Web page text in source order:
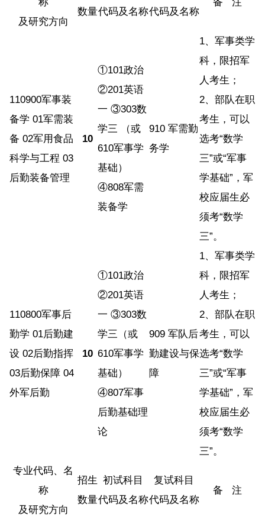
及研究方向
数量代码及名称代码及名称
110900军事装
备学 01军需装
备 02军用食品
科学与工程 03
后勤装备管理
10
①101政治
②201英语
一 ③303数
学三 （或
610军事学
基础）
④808军需
装备学
910 军需勤
务学
1、军事类学
科，限招军
人考生；
2、部队在职
考生，可以
选考“数学
三”或“军事
学基础”，军
校应届生必
须考“数学
三”。
110800军事后
勤学 01后勤建
设 02后勤指挥
03后勤保障 04
外军后勤
10
①101政治
②201英语
一 ③303数
学三（或
610军事学
基础）
④807军事
后勤基础理
论
909 军队后
勤建设与保
障
1、军事类学
科，限招军
人考生；
2、部队在职
考生，可以
选考“数学
三”或“军事
学基础”，军
校应届生必
须考“数学
三”。
专业代码、名
称
及研究方向
招生
数量
初试科目
代码及名称
复试科目
代码及名称
备 注